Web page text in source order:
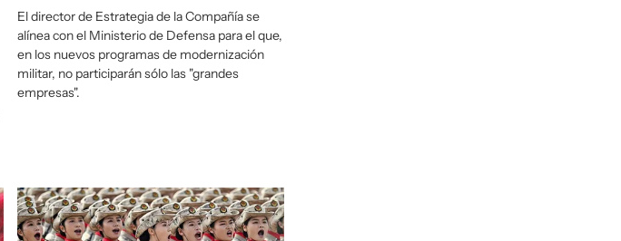
El director de Estrategia de la Compañía se
alínea con el Ministerio de Defensa para el que,
en los nuevos programas de modernización
militar, no participarán sólo las "grandes
empresas".